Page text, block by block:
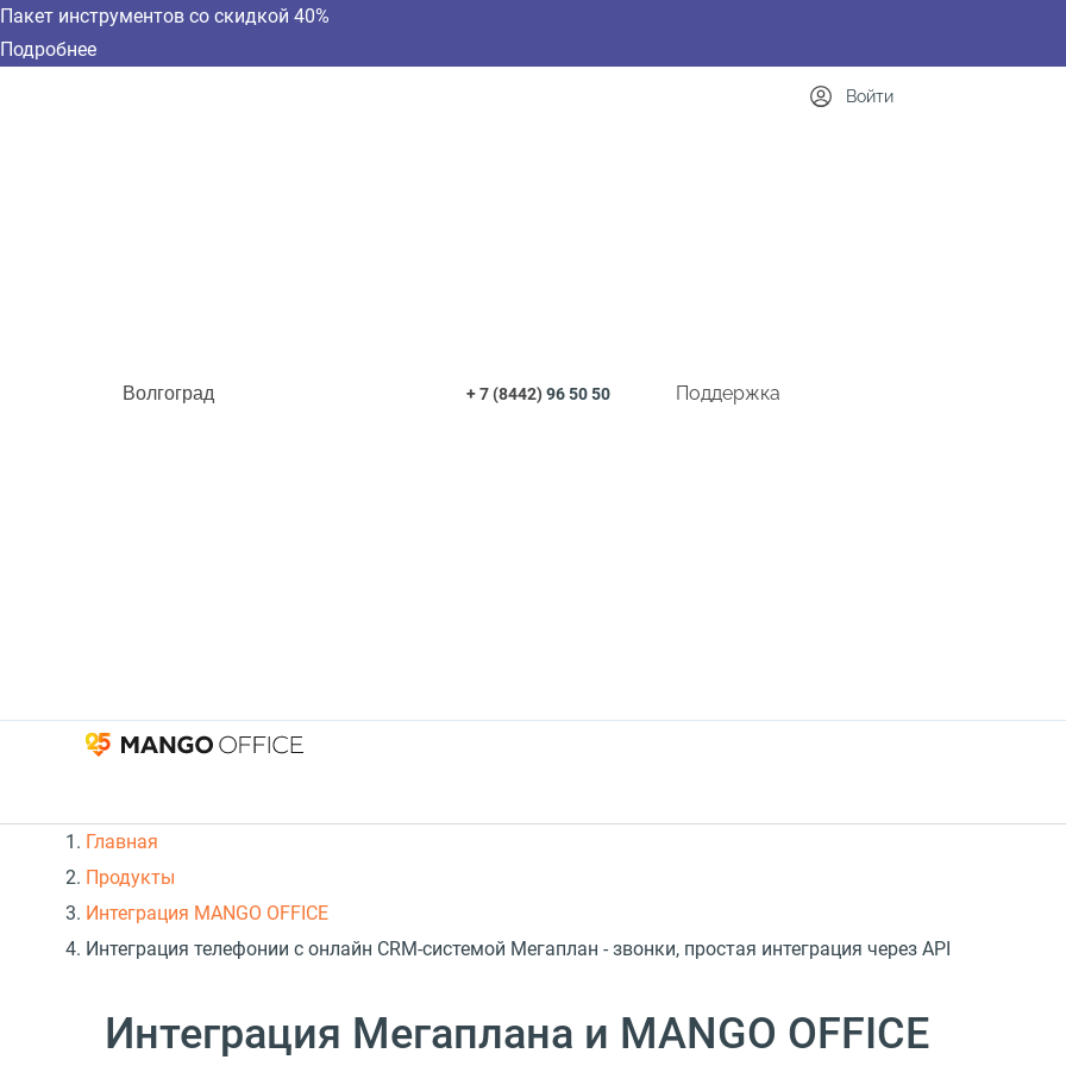
Пакет инструментов со скидкой 40%
Подробнее
Волгоград + 7 (8442)96 50 50 Поддержка
Войти
Главная
Продукты
Интеграция MANGO OFFICE
Интеграция телефонии с онлайн CRM-системой Мегаплан - звонки, простая интеграция через API
Интеграция Мегаплана и MANGO OFFICE